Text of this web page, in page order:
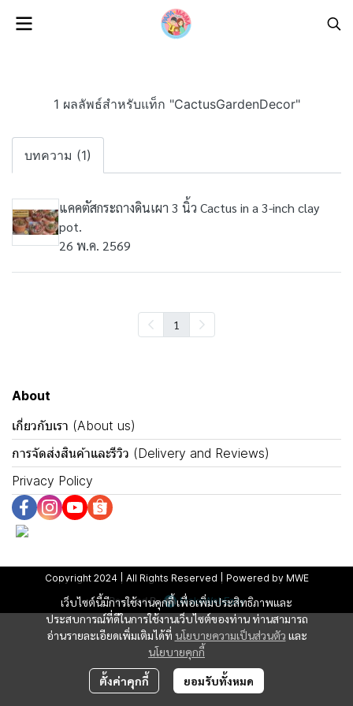
1 ผลลัพธ์สำหรับแท็ก "CactusGardenDecor"
บทความ (1)
แคคตัสกระถางดินเผา 3 นิ้ว Cactus in a 3-inch clay
pot.
26 พ.ค. 2569
1
เว็บไซต์นี้มีการใช้งานคุกกี้ เพื่อเพิ่มประสิทธิภาพและ
ประสบการณ์ที่ดีในการใช้งานเว็บไซต์ของท่าน ท่านสามารถ
อ่านรายละเอียดเพิ่มเติมได้ที่ นโยบายความเป็นส่วนตัว และ
นโยบายคุกกี้
ตั้งค่าคุกกี้ ยอมรับทั้งหมด
About
เกี่ยวกับเรา (About us)
การจัดส่งสินค้าและรีวิว (Delivery and Reviews)
Privacy Policy
Copyright 2024 | All Rights Reserved | Powered by MWE
Powered By MakeWebEasy